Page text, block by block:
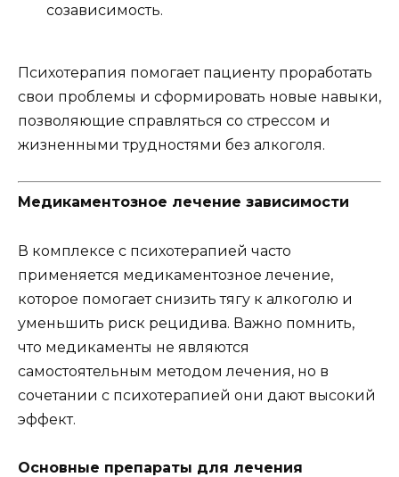
созависимость.
Психотерапия помогает пациенту проработать
свои проблемы и сформировать новые навыки,
позволяющие справляться со стрессом и
жизненными трудностями без алкоголя.
Медикаментозное лечение зависимости
В комплексе с психотерапией часто
применяется медикаментозное лечение,
которое помогает снизить тягу к алкоголю и
уменьшить риск рецидива. Важно помнить,
что медикаменты не являются
самостоятельным методом лечения, но в
сочетании с психотерапией они дают высокий
эффект.
Основные препараты для лечения